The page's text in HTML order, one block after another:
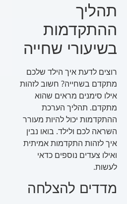
תהליך
ההתקדמות
בשיעורי שחייה
רוצים לדעת איך הילד שלכם
מתקדם בשחייה? חשוב לזהות
אילו סימנים מראים שהוא
מתקדם. תהליך הערכת
ההתקדמות יכול להיות מעורר
השראה לכם ולילד. בואו נבין
איך לזהות התקדמות אמיתית
ואילו צעדים נוספים כדאי
לעשות.
מדדים להצלחה